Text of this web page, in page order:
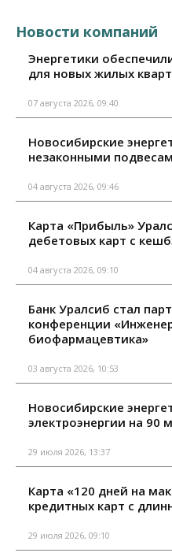
Новости компаний
Энергетики
для новых жилых
07 августа 2026, 09:40
Новосибирские
незаконными
04 августа 2026, 09:46
Карта «Прибыль»
дебетовых карт с
04 августа 2026, 09:10
Банк Уралсиб стал
конференции
биофармацевтика»
03 августа 2026, 10:53
Новосибирские
электроэнергии на 90
29 июля 2026, 13:37
Карта «120 дней на
кредитных карт с
29 июля 2026, 09:10